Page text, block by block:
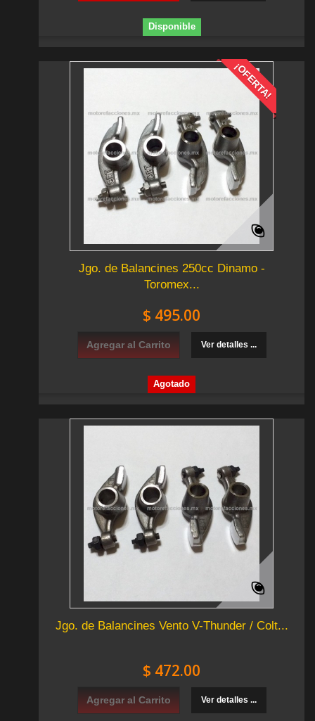
Disponible
¡OFERTA!
Jgo. de Balancines 250cc Dinamo -
Toromex...
$ 495.00
Agregar al Carrito Ver detalles ...
Agotado
Jgo. de Balancines Vento V-Thunder / Colt...
$ 472.00
Agregar al Carrito Ver detalles ...